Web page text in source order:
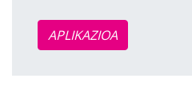
APLIKAZIOA